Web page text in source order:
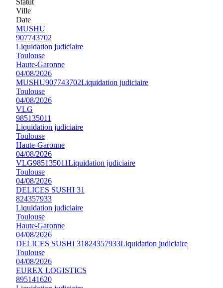
Ville
Date
MUSHU
907743702
Liquidation judiciaire
Toulouse
Haute-Garonne
04/08/2026
MUSHU907743702Liquidation judiciaire
Toulouse
04/08/2026
VLG
985135011
Liquidation judiciaire
Toulouse
Haute-Garonne
04/08/2026
VLG985135011Liquidation judiciaire
Toulouse
04/08/2026
DELICES SUSHI 31
824357933
Liquidation judiciaire
Toulouse
Haute-Garonne
04/08/2026
DELICES SUSHI 31824357933Liquidation judiciaire
Toulouse
04/08/2026
EUREX LOGISTICS
895141620